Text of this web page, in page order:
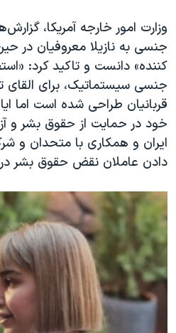
وزارت امور خارجه آمریکا،
جنسی به نازیلا معروفیان در
کننده» دانست و تاکید کرد:
جنسی سیستماتیک، برای
قربانیان طراحی شده است اما
خود در حمایت از حقوق بشر و
ایران و همکاری با متحدان و
دادن عاملان نقض حقوق بشر در